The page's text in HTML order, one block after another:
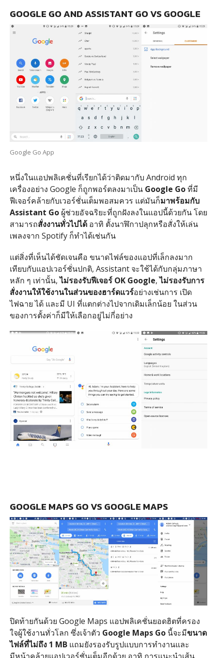
GOOGLE GO AND ASSISTANT GO VS GOOGLE
Google Go App
หนึ่งในแอปพลิเคชั่นที่เรียกได้ว่าติดมากับ Android ทุก
เครื่องอย่าง Google ก็ถูกพอร์ตลงมาเป็น Google Goที่มี
ฟีเจอร์คล้ายกับเวอร์ชั่นเต็มพอสมควร แต่มันก็มาพร้อมกับ
Assistant Goผู้ช่วยอัจฉริยะที่ถูกฝังลงในแอปนี้ด้วยกัน โดย
สามารถสั่งงานทั่วไปได้อาทิ ตั้งนาฬิกาปลุกหรือสั่งให้เล่น
เพลงจาก Spotify ก็ทำได้เช่นกัน
แต่สิ่งที่เห็นได้ชัดเจนคือ ขนาดไฟล์ของแอปที่เล็กลงมาก
เทียบกับแอปเวอร์ชั่นปกติ, Assistant จะใช้ได้กับกลุ่มภาษา
หลัก ๆ เท่านั้น,ไม่รองรับฟีเจอร์ OK Google,ไม่รองรับการ
สั่งงานให้ใช้งานในส่วนของฮาร์ดแวร์อย่างเช่นการ เปิด
ไฟฉาย ได้ และมี UI ที่แตกต่างไปจากเดิมเล็กน้อย ในส่วน
ของการตั้งค่าก็มีให้เลือกอยู่ไม่กี่อย่าง
GOOGLE MAPS GO VS GOOGLE MAPS
ปิดท้ายกันด้วย Google Maps แอปพลิเคชั่นยอดฮิตที่ครอง
ใจผู้ใช้งานทั่วโลก ซึ่งเจ้าตัว Google Maps Goนี้จะมีขนาด
ไฟล์ที่ไม่ถึง 1 MBแถมยังรองรับรูปแบบการทำงานและ